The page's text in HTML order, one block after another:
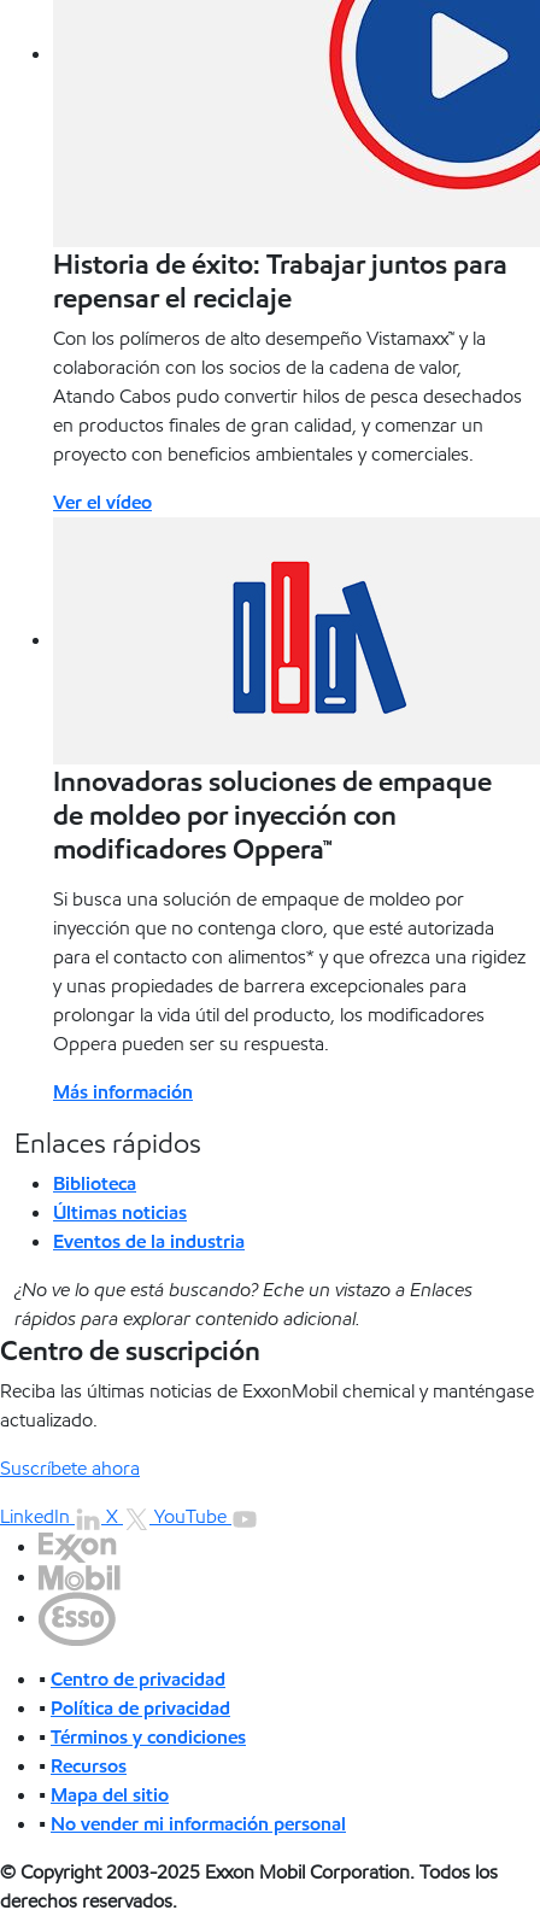
Historia de éxito: Trabajar juntos para
repensar el reciclaje
Con los polímeros de alto desempeño Vistamaxx™ y la
colaboración con los socios de la cadena de valor,
Atando Cabos pudo convertir hilos de pesca desechados
en productos finales de gran calidad, y comenzar un
proyecto con beneficios ambientales y comerciales.
Ver el vídeo
Innovadoras soluciones de empaque
de moldeo por inyección con
modificadores Oppera™
Si busca una solución de empaque de moldeo por
inyección que no contenga cloro, que esté autorizada
para el contacto con alimentos* y que ofrezca una rigidez
y unas propiedades de barrera excepcionales para
prolongar la vida útil del producto, los modificadores
Oppera pueden ser su respuesta.
Más información
Enlaces rápidos
Biblioteca
Últimas noticias
Eventos de la industria
¿No ve lo que está buscando? Eche un vistazo a Enlaces
rápidos para explorar contenido adicional.
Centro de suscripción
Reciba las últimas noticias de ExxonMobil chemical y manténgase
actualizado.
Suscríbete ahora
LinkedIn
X YouTube
•Centro de privacidad
• Política de privacidad
•Términos y condiciones
• Recursos
• Mapa del sitio
• No vender mi información personal
© Copyright 2003-2025 Exxon Mobil Corporation. Todos los
derechos reservados.